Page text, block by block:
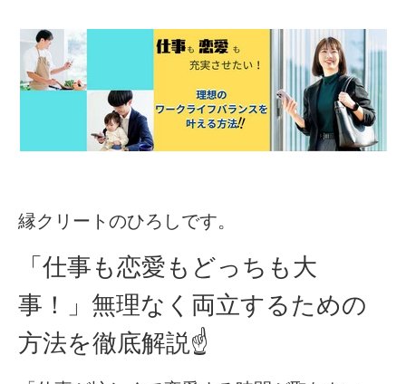
縁クリートのひろしです。
「仕事も恋愛もどっちも大
事！」無理なく両立するための
方法を徹底解説☝️